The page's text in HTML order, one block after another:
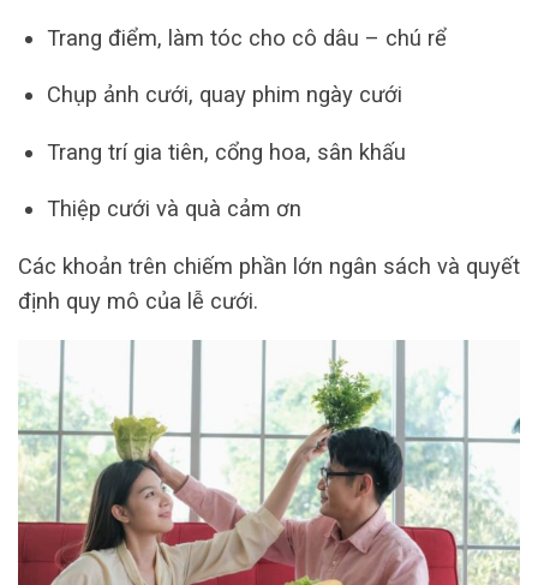
Trang điểm, làm tóc cho cô dâu – chú rể
Chụp ảnh cưới, quay phim ngày cưới
Trang trí gia tiên, cổng hoa, sân khấu
Thiệp cưới và quà cảm ơn
Các khoản trên chiếm phần lớn ngân sách và quyết
định quy mô của lễ cưới.